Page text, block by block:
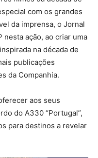
com os grandes
da imprensa, o Jornal
nesta ação, ao criar uma
na década de
publicações
da Companhia.
aos seus
do A330 “Portugal”,
para destinos a revelar